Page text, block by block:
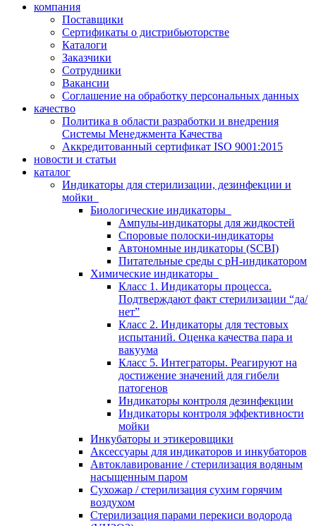
компания
Поставщики
Сертификаты о дистрибьюторстве
Каталоги
Заказчики
Сотрудники
Вакансии
Соглашение на обработку персональных данных
качество
Политика в области разработки и внедрения
Системы Менеджмента Качества
Аккредитованный сертификат ISO 9001:2015
новости и статьи
каталог
Индикаторы для стерилизации, дезинфекции и
мойки
Биологические индикаторы
Ампулы-индикаторы для жидкостей
Споровые полоски-индикаторы
Автономные индикаторы (SCBI)
Питательные среды с рН-индикатором
Химические индикаторы
Класс 1. Индикаторы процесса.
Подтверждают факт стерилизации “да/
нет”
Класс 2. Индикаторы для тестовых
испытаний. Оценка качества пара и
вакуума
Класс 5. Интеграторы. Реагируют на
достижение значений для гибели
патогенов
Индикаторы контроля дезинфекции
Индикаторы контроля эффективности
мойки
Инкубаторы и этикеровщики
Аксессуары для индикаторов и инкубаторов
Автоклавирование / стерилизация водяным
насыщенным паром
Сухожар / стерилизация сухим горячим
воздухом
Стерилизация парами перекиси водорода